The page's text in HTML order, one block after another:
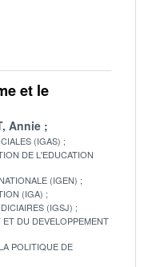
et le
Annie
(IGAS)
DE L'EDUCATION
(IGEN)
(IGA)
(IGSJ)
DU DEVELOPPEMENT
POLITIQUE DE